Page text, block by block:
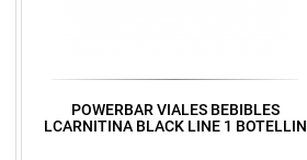
POWERBAR VIALES BEBIBLES
LCARNITINA BLACK LINE 1 BOTELLIN